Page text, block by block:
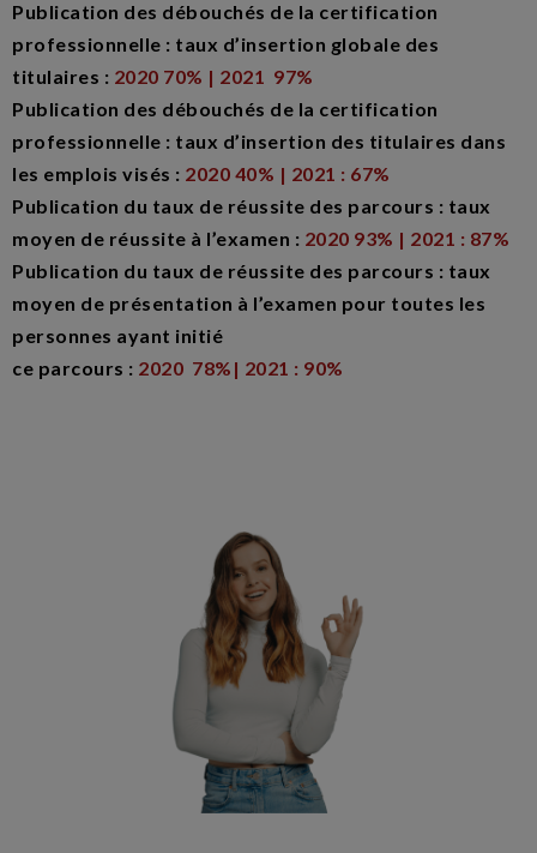
Publication des débouchés de la certification
professionnelle : taux d’insertion globale des
titulaires : 2020 70% | 2021 97%
Publication des débouchés de la certification
professionnelle : taux d’insertion des titulaires dans
les emplois visés : 2020 40% | 2021 : 67%
Publication du taux de réussite des parcours : taux
moyen de réussite à l’examen : 2020 93% | 2021 : 87%
Publication du taux de réussite des parcours : taux
moyen de présentation à l’examen pour toutes les
personnes ayant initié
ce parcours : 2020 78%| 2021 : 90%